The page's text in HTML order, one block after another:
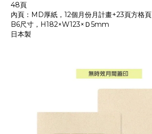
48頁
內頁：MD厚紙，12個月份月計畫+23頁方格頁
B6尺寸，H182×W123×Ｄ5mm
日本製